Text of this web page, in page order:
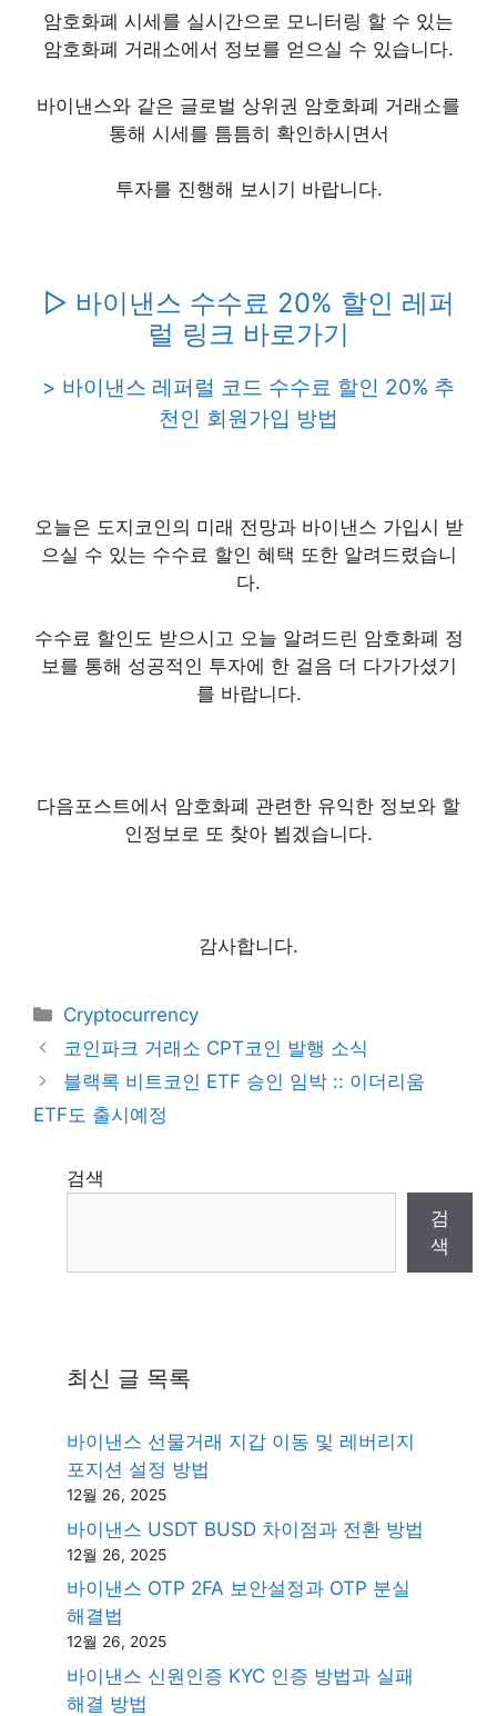
암호화폐 시세를 실시간으로 모니터링 할 수 있는
암호화폐 거래소에서 정보를 얻으실 수 있습니다.
바이낸스와 같은 글로벌 상위권 암호화폐 거래소를
통해 시세를 틈틈히 확인하시면서
투자를 진행해 보시기 바랍니다.
▷ 바이낸스 수수료 20% 할인 레퍼
럴 링크 바로가기
> 바이낸스 레퍼럴 코드 수수료 할인 20% 추
천인 회원가입 방법
오늘은 도지코인의 미래 전망과 바이낸스 가입시 받
으실 수 있는 수수료 할인 혜택 또한 알려드렸습니
다.
수수료 할인도 받으시고 오늘 알려드린 암호화폐 정
보를 통해 성공적인 투자에 한 걸음 더 다가가셨기
를 바랍니다.
다음포스트에서 암호화폐 관련한 유익한 정보와 할
인정보로 또 찾아 뵙겠습니다.
감사합니다.
Categories
Cryptocurrency
코인파크 거래소 CPT코인 발행 소식
블랙록 비트코인 ETF 승인 임박 :: 이더리움
ETF도 출시예정
검색
검
색
최신 글 목록
바이낸스 선물거래 지갑 이동 및 레버리지
포지션 설정 방법
12월 26, 2025
바이낸스 USDT BUSD 차이점과 전환 방법
12월 26, 2025
바이낸스 OTP 2FA 보안설정과 OTP 분실
해결법
12월 26, 2025
바이낸스 신원인증 KYC 인증 방법과 실패
해결 방법